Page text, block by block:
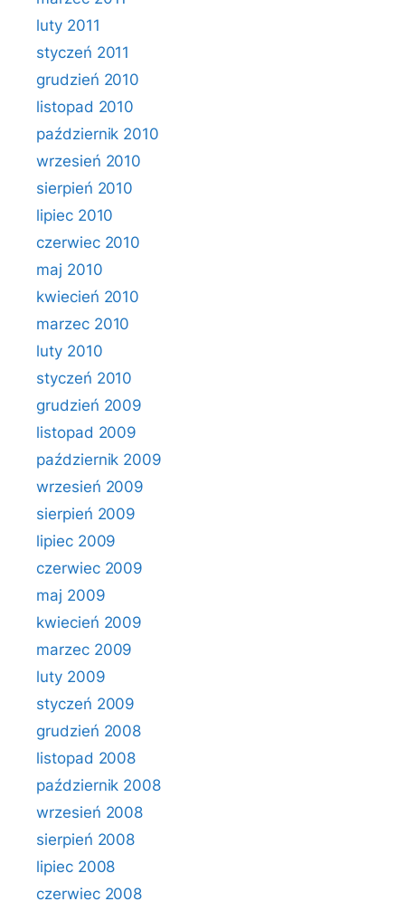
luty 2011
styczeń 2011
grudzień 2010
listopad 2010
październik 2010
wrzesień 2010
sierpień 2010
lipiec 2010
czerwiec 2010
maj 2010
kwiecień 2010
marzec 2010
luty 2010
styczeń 2010
grudzień 2009
listopad 2009
październik 2009
wrzesień 2009
sierpień 2009
lipiec 2009
czerwiec 2009
maj 2009
kwiecień 2009
marzec 2009
luty 2009
styczeń 2009
grudzień 2008
listopad 2008
październik 2008
wrzesień 2008
sierpień 2008
lipiec 2008
czerwiec 2008